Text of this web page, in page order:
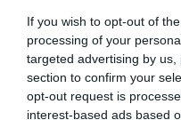
If you wish to opt-out of
processing of your
targeted advertising by
section to confirm your
opt-out request is
interest-based ads based
πως ο πλούτος που
αγορά […]